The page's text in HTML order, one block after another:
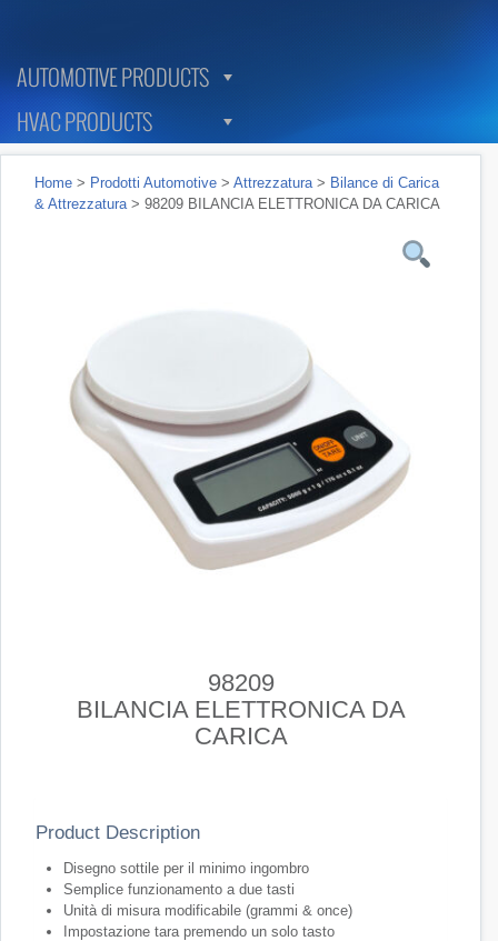
AUTOMOTIVE PRODUCTS
HVAC PRODUCTS
Home > Prodotti Automotive > Attrezzatura > Bilance di Carica
& Attrezzatura > 98209 BILANCIA ELETTRONICA DA CARICA
98209
BILANCIA ELETTRONICA DA
CARICA
Product Description
Disegno sottile per il minimo ingombro
Semplice funzionamento a due tasti
Unità di misura modificabile (grammi & once)
Impostazione tara premendo un solo tasto